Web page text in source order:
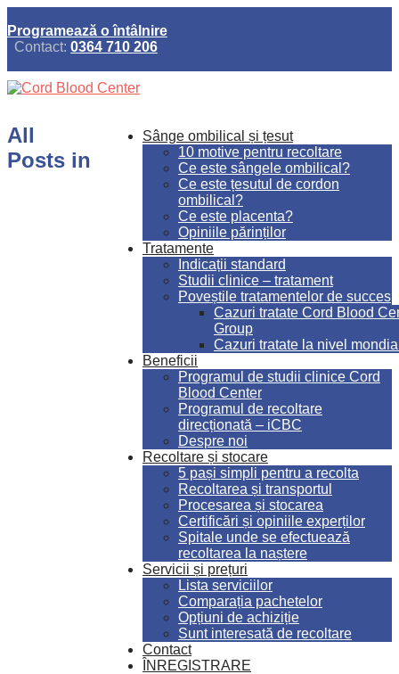
Programează o întâlnire
Contact: 0364 710 206
Sânge ombilical și țesut
10 motive pentru recoltare
Ce este sângele ombilical?
Ce este țesutul de cordon
ombilical?
Ce este placenta?
Opiniile părinților
Tratamente
Indicații standard
Studii clinice – tratament
Poveștile tratamentelor de succes
Cazuri tratate Cord Blood
Group
Cazuri tratate la nivel
Beneficii
Programul de studii clinice Cord
Blood Center
Programul de recoltare
direcționată – iCBC
Despre noi
Recoltare și stocare
5 pași simpli pentru a recolta
Recoltarea și transportul
Procesarea și stocarea
Certificări și opiniile experților
Spitale unde se efectuează
recoltarea la naștere
Servicii și prețuri
Lista serviciilor
Comparația pachetelor
Opțiuni de achiziție
Sunt interesată de recoltare
Contact
ÎNREGISTRARE
All
Posts in